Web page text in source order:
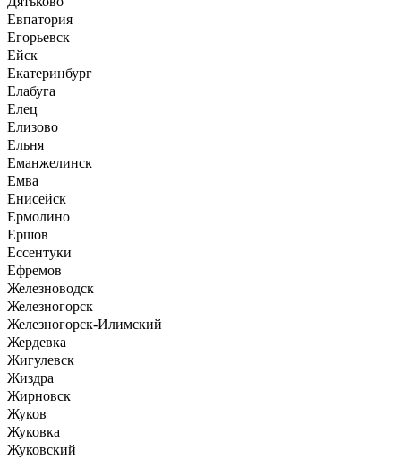
Евпатория
Егорьевск
Ейск
Екатеринбург
Елабуга
Елец
Елизово
Ельня
Еманжелинск
Емва
Енисейск
Ермолино
Ершов
Ессентуки
Ефремов
Железноводск
Железногорск
Железногорск-Илимский
Жердевка
Жигулевск
Жиздра
Жирновск
Жуков
Жуковка
Жуковский